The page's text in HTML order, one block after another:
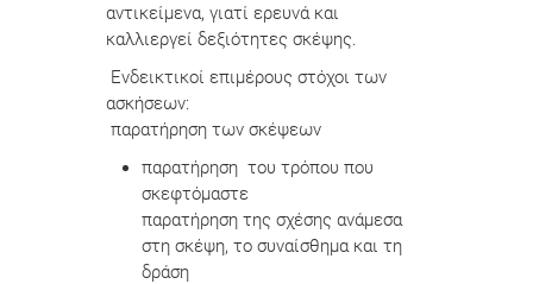
αντικείμενα, γιατί ερευνά και
καλλιεργεί δεξιότητες σκέψης.
Ενδεικτικοί επιμέρους στόχοι των
ασκήσεων:
παρατήρηση των σκέψεων
παρατήρηση του τρόπου που
σκεφτόμαστε
παρατήρηση της σχέσης ανάμεσα
στη σκέψη, το συναίσθημα και τη
δράση